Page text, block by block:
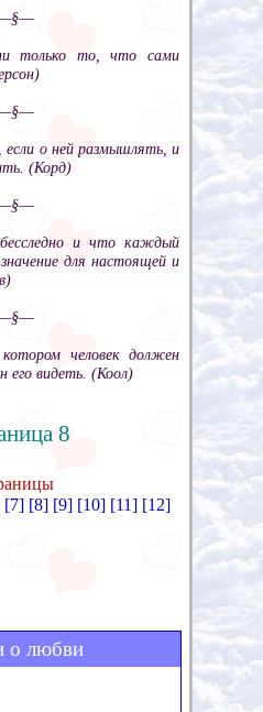
только то, что сами
если о ней размышлять, и
(Корд)
и что каждый
для настоящей и
человек должен
его видеть. (Коол)
8
[7] [8] [9] [10] [11] [12]
о любви